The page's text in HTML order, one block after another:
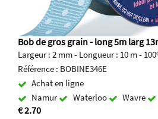
Bob de gros grain - long 5m larg
Largeur : 2 mm - Longueur : 10 m -
Référence : BOBINE346E
Achat en ligne
Namur
Waterloo Wavre
€ 2.70